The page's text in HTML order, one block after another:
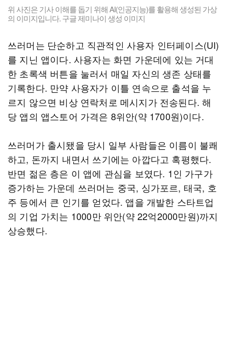
위 사진은 기사 이해를 돕기 위해 AI(인공지능)를 활용해 생성된 가상
의 이미지입니다. 구글 제미나이 생성 이미지
쓰러머는 단순하고 직관적인 사용자 인터페이스(UI)
를 지닌 앱이다. 사용자는 화면 가운데에 있는 거대
한 초록색 버튼을 눌러서 매일 자신의 생존 상태를
기록한다. 만약 사용자가 이틀 연속으로 출석을 누
르지 않으면 비상 연락처로 메시지가 전송된다. 해
당 앱의 앱스토어 가격은 8위안(약 1700원)이다.
쓰러머가 출시됐을 당시 일부 사람들은 이름이 불쾌
하고, 돈까지 내면서 쓰기에는 아깝다고 혹평했다.
반면 젊은 층은 이 앱에 관심을 보였다. 1인 가구가
증가하는 가운데 쓰러머는 중국, 싱가포르, 태국, 호
주 등에서 큰 인기를 얻었다. 앱을 개발한 스타트업
의 기업 가치는 1000만 위안(약 22억2000만원)까지
상승했다.